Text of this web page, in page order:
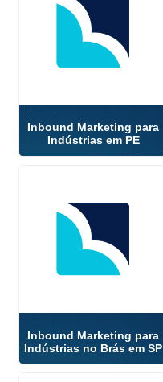
Inbound Marketing para
Indústrias em PE
Inbound Marketing para
Indústrias no Brás em SP